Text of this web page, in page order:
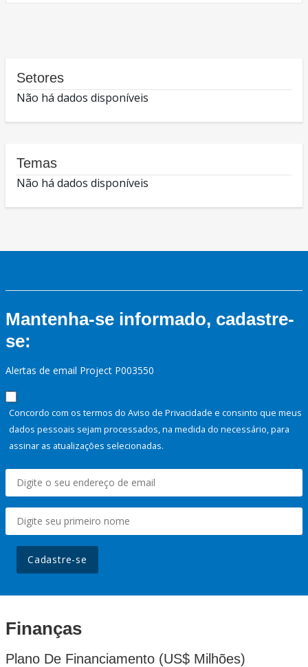
Setores
Não há dados disponíveis
Temas
Não há dados disponíveis
Mantenha-se informado, cadastre-
se:
Alertas de email Project P003550
Concordo com os termos do Aviso de Privacidade e consinto que meus
dados pessoais sejam processados, na medida do necessário, para
assinar as atualizações selecionadas.
Cadastre-se
Finanças
Plano De Financiamento (US$ Milhões)